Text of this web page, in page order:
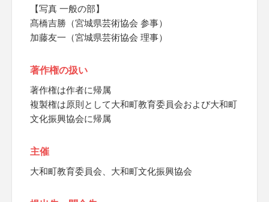
【写真 一般の部】
髙橋吉勝（宮城県芸術協会 参事）
加藤友一（宮城県芸術協会 理事）
著作権の扱い
著作権は作者に帰属
複製権は原則として大和町教育委員会および大和町
文化振興協会に帰属
主催
大和町教育委員会、大和町文化振興協会